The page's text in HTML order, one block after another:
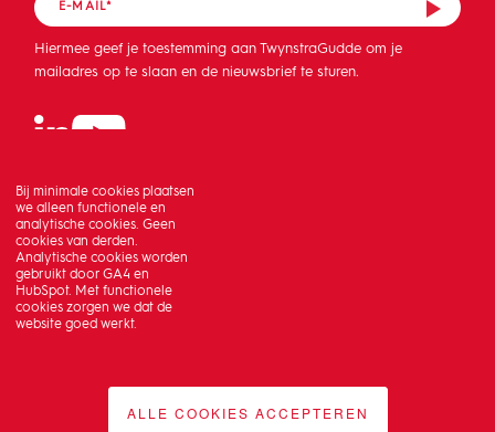
Bij minimale cookies plaatsen
we alleen functionele en
analytische cookies. Geen
cookies van derden.
Analytische cookies worden
gebruikt door GA4 en
HubSpot. Met functionele
cookies zorgen we dat de
website goed werkt.
ALLE COOKIES ACCEPTEREN
Hiermee geef je toestemming aan TwynstraGudde om je
mailadres op te slaan en de nieuwsbrief te sturen.